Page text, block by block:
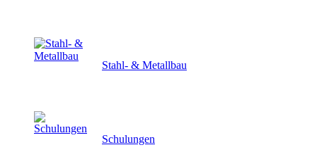
Stahl- & Metallbau
Schulungen